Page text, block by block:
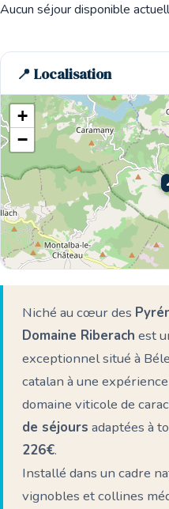
Aucun séjour disponible
📍 Localisation
+
−
Niché au cœur des
Domaine Riberach est
exceptionnel situé à
catalan à une
domaine viticole de
de séjours adaptées à
226€.
Installé dans un cadre
vignobles et collines